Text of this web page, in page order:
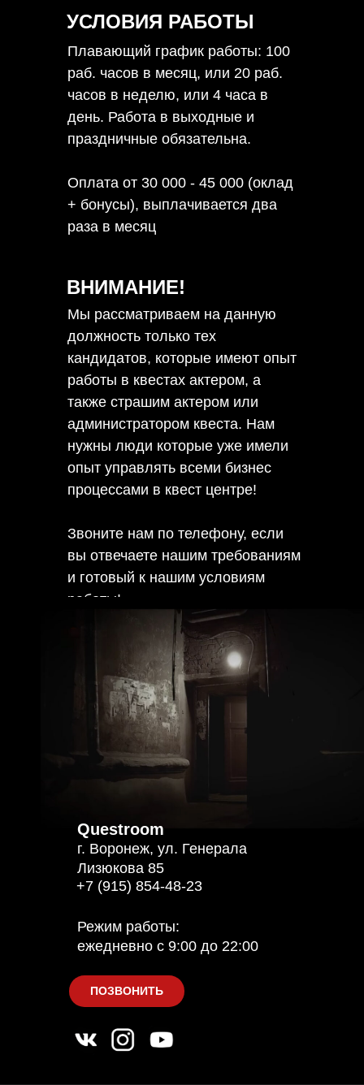
УСЛОВИЯ РАБОТЫ
Плавающий график работы: 100
раб. часов в месяц, или 20 раб.
часов в неделю, или 4 часа в
день. Работа в выходные и
праздничные обязательна.
Оплата от 30 000 - 45 000 (оклад
+ бонусы), выплачивается два
раза в месяц
Мы рассматриваем на данную
должность только тех
кандидатов, которые имеют опыт
работы в квестах актером, а
также страшим актером или
администратором квеста. Нам
нужны люди которые уже имели
опыт управлять всеми бизнес
процессами в квест центре!
Звоните нам по телефону, если
вы отвечаете нашим требованиям
и готовый к нашим условиям
работы!
ВНИМАНИЕ!
г. Воронеж, ул. Генерала
Лизюкова 85
Режим работы:
ежедневно с 9:00 до 22:00
Questroom
ПОЗВОНИТЬ
+7 (915) 854-48-23